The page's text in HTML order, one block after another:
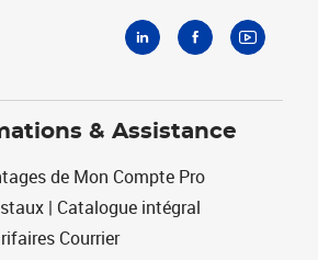
& Assistance
de Mon Compte Pro
| Catalogue intégral
Courrier